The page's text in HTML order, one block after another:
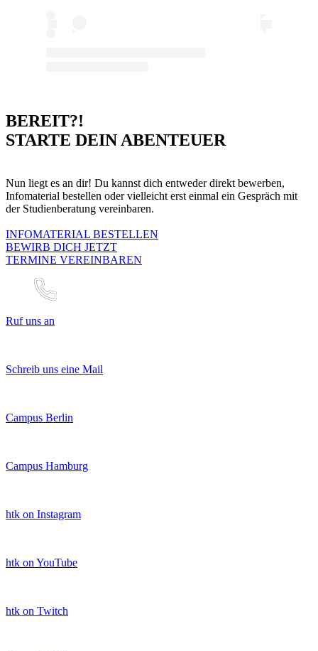
BEREIT?!
STARTE DEIN ABENTEUER
Nun liegt es an dir! Du kannst dich entweder direkt bewerben,
Infomaterial bestellen oder vielleicht erst einmal ein Gespräch mit
der Studienberatung vereinbaren.
INFOMATERIAL BESTELLEN
BEWIRB DICH JETZT
TERMINE VEREINBAREN
Ruf uns an
Schreib uns eine Mail
Campus Berlin
Campus Hamburg
htk on Instagram
htk on YouTube
htk on Twitch